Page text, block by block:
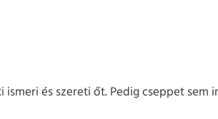
ismeri és szereti őt. Pedig cseppet sem